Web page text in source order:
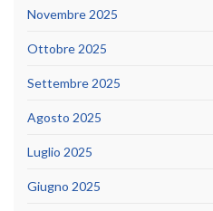
Novembre 2025
Ottobre 2025
Settembre 2025
Agosto 2025
Luglio 2025
Giugno 2025